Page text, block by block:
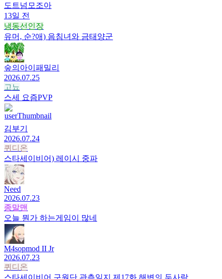
도트넘모조아
13일 전
냉동선인장
유머, 순?애) 음침녀와 금태양군
숲의아이패밀리
2026.07.25
고뇨
스세 요즘PVP
김부기
2026.07.24
퀴디온
스타세이비어) 레이시 중파
Need
2026.07.23
종말맨
오늘 뭔가 하는게임이 많네
M4sopmod II Jr
2026.07.23
퀴디온
스타세이비어 구원단 관측일지 제17화 해변의 두사람